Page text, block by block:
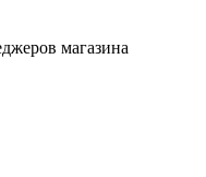
магазина